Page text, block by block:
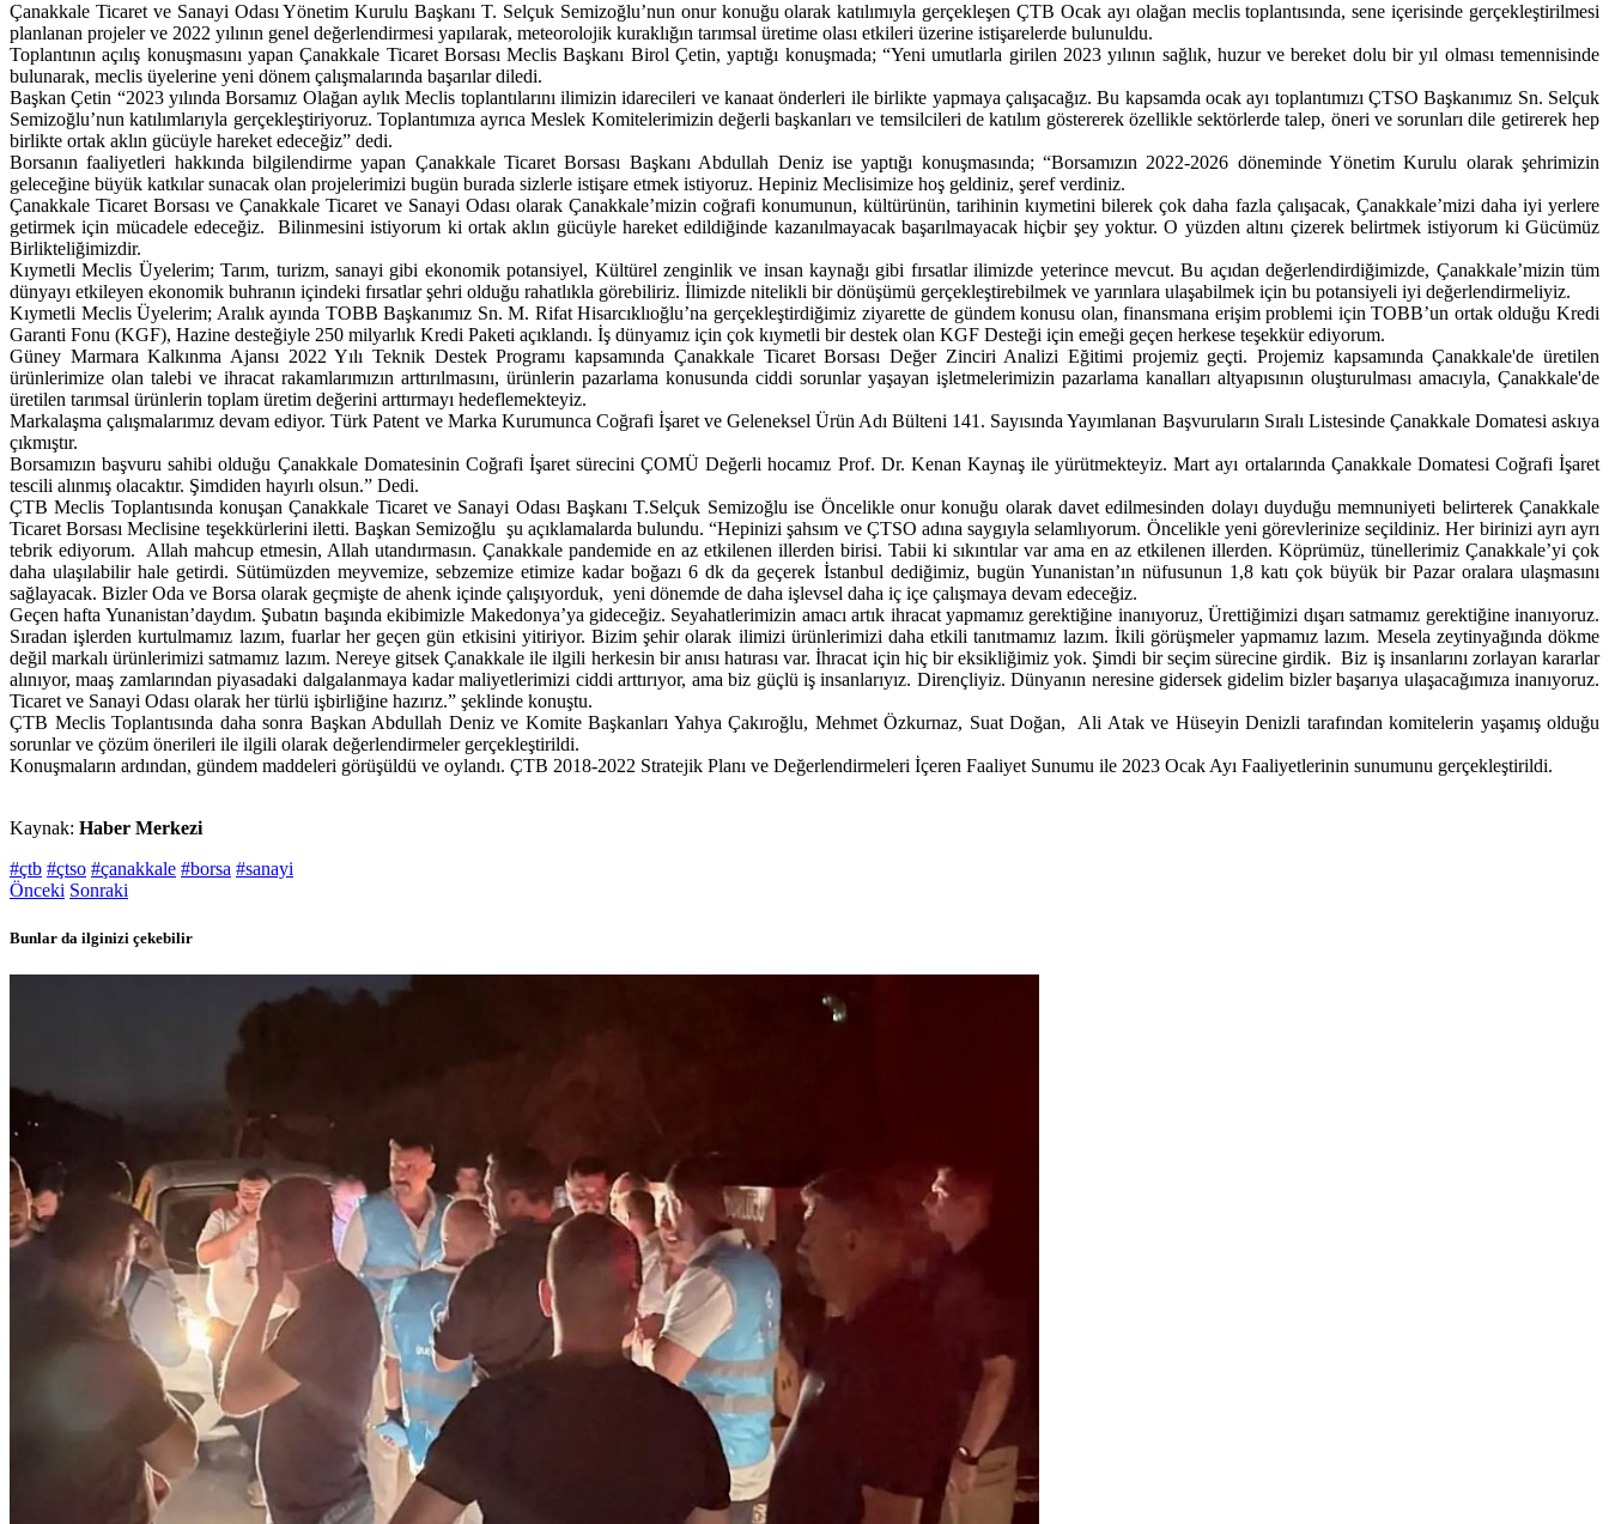
Çanakkale Ticaret ve Sanayi Odası Yönetim Kurulu Başkanı T. Selçuk Semizoğlu’nun onur konuğu olarak katılımıyla gerçekleşen ÇTB Ocak ayı olağan meclis toplantısında, sene içerisinde gerçekleştirilmesi
planlanan projeler ve 2022 yılının genel değerlendirmesi yapılarak, meteorolojik kuraklığın tarımsal üretime olası etkileri üzerine istişarelerde bulunuldu.
Toplantının açılış konuşmasını yapan Çanakkale Ticaret Borsası Meclis Başkanı Birol Çetin, yaptığı konuşmada; “Yeni umutlarla girilen 2023 yılının sağlık, huzur ve bereket dolu bir yıl olması temennisinde
bulunarak, meclis üyelerine yeni dönem çalışmalarında başarılar diledi.
Başkan Çetin “2023 yılında Borsamız Olağan aylık Meclis toplantılarını ilimizin idarecileri ve kanaat önderleri ile birlikte yapmaya çalışacağız. Bu kapsamda ocak ayı toplantımızı ÇTSO Başkanımız Sn. Selçuk
Semizoğlu’nun katılımlarıyla gerçekleştiriyoruz. Toplantımıza ayrıca Meslek Komitelerimizin değerli başkanları ve temsilcileri de katılım göstererek özellikle sektörlerde talep, öneri ve sorunları dile getirerek hep
birlikte ortak aklın gücüyle hareket edeceğiz” dedi.
Borsanın faaliyetleri hakkında bilgilendirme yapan Çanakkale Ticaret Borsası Başkanı Abdullah Deniz ise yaptığı konuşmasında; “Borsamızın 2022-2026 döneminde Yönetim Kurulu olarak şehrimizin
geleceğine büyük katkılar sunacak olan projelerimizi bugün burada sizlerle istişare etmek istiyoruz. Hepiniz Meclisimize hoş geldiniz, şeref verdiniz.
Çanakkale Ticaret Borsası ve Çanakkale Ticaret ve Sanayi Odası olarak Çanakkale’mizin coğrafi konumunun, kültürünün, tarihinin kıymetini bilerek çok daha fazla çalışacak, Çanakkale’mizi daha iyi yerlere
getirmek için mücadele edeceğiz. Bilinmesini istiyorum ki ortak aklın gücüyle hareket edildiğinde kazanılmayacak başarılmayacak hiçbir şey yoktur. O yüzden altını çizerek belirtmek istiyorum ki Gücümüz
Birlikteliğimizdir.
Kıymetli Meclis Üyelerim; Tarım, turizm, sanayi gibi ekonomik potansiyel, Kültürel zenginlik ve insan kaynağı gibi fırsatlar ilimizde yeterince mevcut. Bu açıdan değerlendirdiğimizde, Çanakkale’mizin tüm
dünyayı etkileyen ekonomik buhranın içindeki fırsatlar şehri olduğu rahatlıkla görebiliriz. İlimizde nitelikli bir dönüşümü gerçekleştirebilmek ve yarınlara ulaşabilmek için bu potansiyeli iyi değerlendirmeliyiz.
Kıymetli Meclis Üyelerim; Aralık ayında TOBB Başkanımız Sn. M. Rifat Hisarcıklıoğlu’na gerçekleştirdiğimiz ziyarette de gündem konusu olan, finansmana erişim problemi için TOBB’un ortak olduğu Kredi
Garanti Fonu (KGF), Hazine desteğiyle 250 milyarlık Kredi Paketi açıklandı. İş dünyamız için çok kıymetli bir destek olan KGF Desteği için emeği geçen herkese teşekkür ediyorum.
Güney Marmara Kalkınma Ajansı 2022 Yılı Teknik Destek Programı kapsamında Çanakkale Ticaret Borsası Değer Zinciri Analizi Eğitimi projemiz geçti. Projemiz kapsamında Çanakkale'de üretilen
ürünlerimize olan talebi ve ihracat rakamlarımızın arttırılmasını, ürünlerin pazarlama konusunda ciddi sorunlar yaşayan işletmelerimizin pazarlama kanalları altyapısının oluşturulması amacıyla, Çanakkale'de
üretilen tarımsal ürünlerin toplam üretim değerini arttırmayı hedeflemekteyiz.
Markalaşma çalışmalarımız devam ediyor. Türk Patent ve Marka Kurumunca Coğrafi İşaret ve Geleneksel Ürün Adı Bülteni 141. Sayısında Yayımlanan Başvuruların Sıralı Listesinde Çanakkale Domatesi askıya
çıkmıştır.
Borsamızın başvuru sahibi olduğu Çanakkale Domatesinin Coğrafi İşaret sürecini ÇOMÜ Değerli hocamız Prof. Dr. Kenan Kaynaş ile yürütmekteyiz. Mart ayı ortalarında Çanakkale Domatesi Coğrafi İşaret
tescili alınmış olacaktır. Şimdiden hayırlı olsun.” Dedi.
ÇTB Meclis Toplantısında konuşan Çanakkale Ticaret ve Sanayi Odası Başkanı T.Selçuk Semizoğlu ise Öncelikle onur konuğu olarak davet edilmesinden dolayı duyduğu memnuniyeti belirterek Çanakkale
Ticaret Borsası Meclisine teşekkürlerini iletti. Başkan Semizoğlu şu açıklamalarda bulundu. “Hepinizi şahsım ve ÇTSO adına saygıyla selamlıyorum. Öncelikle yeni görevlerinize seçildiniz. Her birinizi ayrı ayrı
tebrik ediyorum. Allah mahcup etmesin, Allah utandırmasın. Çanakkale pandemide en az etkilenen illerden birisi. Tabii ki sıkıntılar var ama en az etkilenen illerden. Köprümüz, tünellerimiz Çanakkale’yi çok
daha ulaşılabilir hale getirdi. Sütümüzden meyvemize, sebzemize etimize kadar boğazı 6 dk da geçerek İstanbul dediğimiz, bugün Yunanistan’ın nüfusunun 1,8 katı çok büyük bir Pazar oralara ulaşmasını
sağlayacak. Bizler Oda ve Borsa olarak geçmişte de ahenk içinde çalışıyorduk, yeni dönemde de daha işlevsel daha iç içe çalışmaya devam edeceğiz.
Geçen hafta Yunanistan’daydım. Şubatın başında ekibimizle Makedonya’ya gideceğiz. Seyahatlerimizin amacı artık ihracat yapmamız gerektiğine inanıyoruz, Ürettiğimizi dışarı satmamız gerektiğine inanıyoruz.
Sıradan işlerden kurtulmamız lazım, fuarlar her geçen gün etkisini yitiriyor. Bizim şehir olarak ilimizi ürünlerimizi daha etkili tanıtmamız lazım. İkili görüşmeler yapmamız lazım. Mesela zeytinyağında dökme
değil markalı ürünlerimizi satmamız lazım. Nereye gitsek Çanakkale ile ilgili herkesin bir anısı hatırası var. İhracat için hiç bir eksikliğimiz yok. Şimdi bir seçim sürecine girdik. Biz iş insanlarını zorlayan kararlar
alınıyor, maaş zamlarından piyasadaki dalgalanmaya kadar maliyetlerimizi ciddi arttırıyor, ama biz güçlü iş insanlarıyız. Dirençliyiz. Dünyanın neresine gidersek gidelim bizler başarıya ulaşacağımıza inanıyoruz.
Ticaret ve Sanayi Odası olarak her türlü işbirliğine hazırız.” şeklinde konuştu.
ÇTB Meclis Toplantısında daha sonra Başkan Abdullah Deniz ve Komite Başkanları Yahya Çakıroğlu, Mehmet Özkurnaz, Suat Doğan, Ali Atak ve Hüseyin Denizli tarafından komitelerin yaşamış olduğu
sorunlar ve çözüm önerileri ile ilgili olarak değerlendirmeler gerçekleştirildi.
Konuşmaların ardından, gündem maddeleri görüşüldü ve oylandı. ÇTB 2018-2022 Stratejik Planı ve Değerlendirmeleri İçeren Faaliyet Sunumu ile 2023 Ocak Ayı Faaliyetlerinin sunumunu gerçekleştirildi.
Kaynak: Haber Merkezi
#çtb #çtso #çanakkale #borsa #sanayi
Önceki Sonraki
Bunlar da ilginizi çekebilir